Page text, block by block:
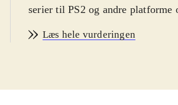
serier til PS2 og andre platforme
syv spil og det er oplagt, at de
en PEGI: 12 og ikoner for vold.
Læs hele vurderingen